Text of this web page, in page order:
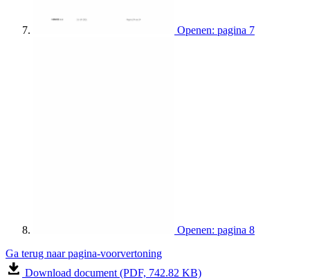
Openen: pagina 7
Openen: pagina 8
Ga terug naar pagina-voorvertoning
Download document (PDF, 742.82 KB)